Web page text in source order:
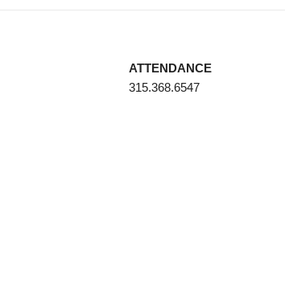
ATTENDANCE
315.368.6547